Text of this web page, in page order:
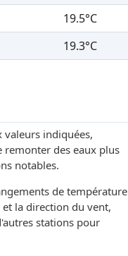
19.5°C
19.3°C
valeurs indiquées,
remonter des eaux plus
notables.
de température
la direction du vent,
stations pour